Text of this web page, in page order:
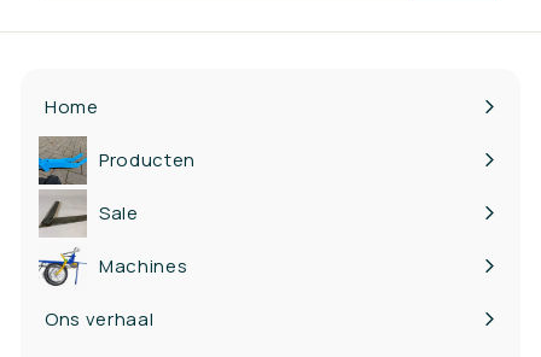
mailadres
Home
Producten
Bekijk
submenu
Sale
Machines
Ons verhaal